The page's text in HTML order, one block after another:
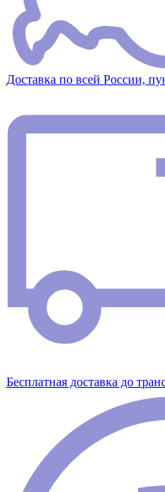
Доставка по всей России,
Бесплатная доставка до